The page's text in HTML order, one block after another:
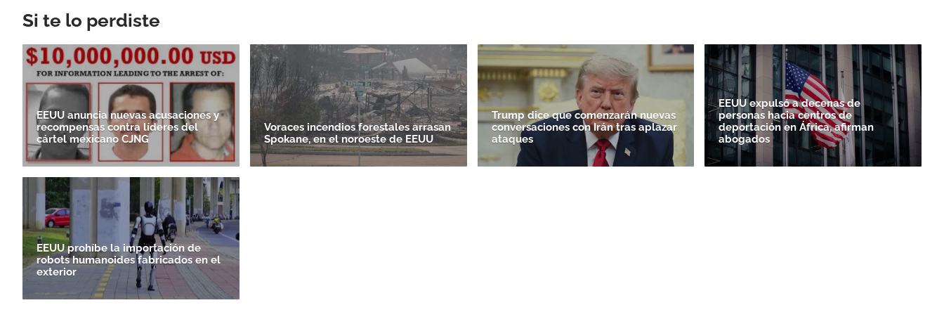
Si te lo perdiste
EEUU anuncia nuevas acusaciones y
recompensas contra líderes del
cártel mexicano CJNG
Voraces incendios forestales arrasan
Spokane, en el noroeste de EEUU
Trump dice que comenzarán nuevas
conversaciones con Irán tras aplazar
ataques
EEUU expulsó a decenas de
personas hacia centros de
deportación en África, afirman
abogados
EEUU prohíbe la importación de
robots humanoides fabricados en el
exterior